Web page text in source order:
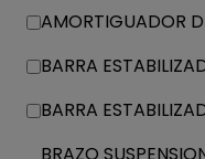
AMORTIGUADOR
BARRA
BARRA